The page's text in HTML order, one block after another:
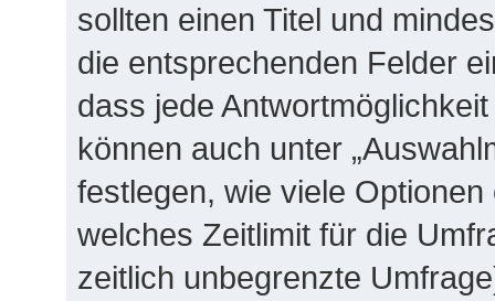
sollten einen Titel und
die entsprechenden Felder
dass jede
können auch unter
festlegen, wie viele
welches Zeitlimit für die
zeitlich unbegrenzte